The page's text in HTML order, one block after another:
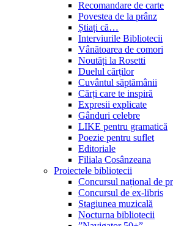
Recomandare de carte
Povestea de la prânz
Știați că…
Interviurile Bibliotecii
Vânătoarea de comori
Noutăți la Rosetti
Duelul cărților
Cuvântul săptămânii
Cărți care te inspiră
Expresii explicate
Gânduri celebre
LIKE pentru gramatică
Poezie pentru suflet
Editoriale
Filiala Cosânzeana
Proiectele bibliotecii
Concursul național de
Concursul de ex-libris
Stagiunea muzicală
Nocturna bibliotecii